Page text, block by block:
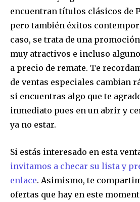
encuentran títulos clásicos de
pero también éxitos
caso, se trata de una
muy atractivos e incluso
a precio de remate. Te
de ventas especiales cambian
si encuentras algo que te
inmediato pues en un abrir y
ya no estar.
Si estás interesado en esta
invitamos a checar su lista y
enlace. Asimismo, te
ofertas que hay en este